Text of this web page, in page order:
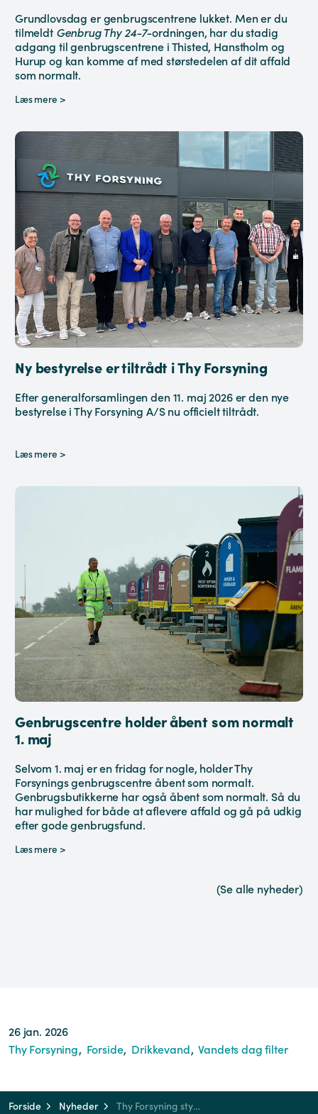
Grundlovsdag er genbrugscentrene lukket. Men er du
tilmeldt Genbrug Thy 24-7-ordningen, har du stadig
adgang til genbrugscentrene i Thisted, Hanstholm og
Hurup og kan komme af med størstedelen af dit affald
som normalt.
Læs mere >
Ny bestyrelse er tiltrådt i Thy Forsyning
Efter generalforsamlingen den 11. maj 2026 er den nye
bestyrelse i Thy Forsyning A/S nu officielt tiltrådt.
Læs mere >
Genbrugscentre holder åbent som normalt
1. maj
Selvom 1. maj er en fridag for nogle, holder Thy
Forsynings genbrugscentre åbent som normalt.
Genbrugsbutikkerne har også åbent som normalt. Så du
har mulighed for både at aflevere affald og gå på udkig
efter gode genbrugsfund.
Læs mere >
(Se alle nyheder)
26 jan. 2026
Thy Forsyning
Forside Drikkevand Vandets dag filter
Forside Nyheder Thy Forsyning styrker fremtidens drikkevand i Thisted Kommune